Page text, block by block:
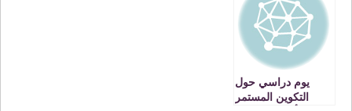
يوم دراسي حول
التكوين المستمر